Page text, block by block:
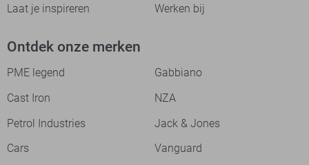
Laat je inspireren Werken bij
Ontdek onze merken
PME legend
Gabbiano
Cast Iron
NZA
Petrol Industries
Jack & Jones
Cars
Vanguard